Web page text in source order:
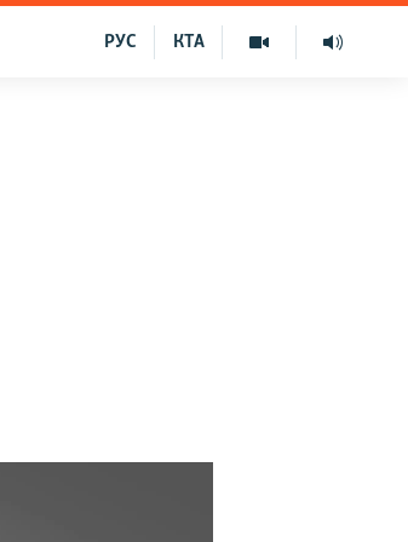
КТА
РУС